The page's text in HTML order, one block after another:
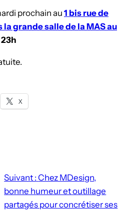
prochain au 1 bis rue de
la grande salle de la MAS au
X
Suivant : Chez MDesign,
bonne humeur et outillage
partagés pour concrétiser ses